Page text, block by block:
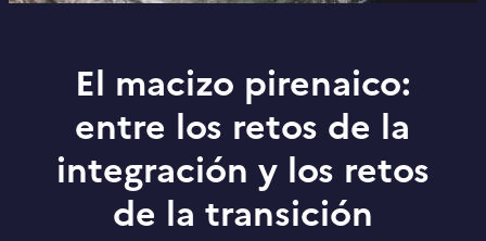
El macizo pirenaico:
entre los retos de la
integración y los retos
de la transición